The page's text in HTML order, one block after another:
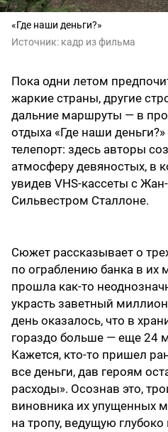
«Где наши деньги?»
Источник: кадр из фильма
Пока одни летом
жаркие страны, другие
дальние маршруты — в
отдыха «Где наши
телепорт: здесь авторы
атмосферу девяностых, в
увидев VHS-кассеты с
Сильвестром Сталлоне.
Сюжет рассказывает о
по ограблению банка в их
прошла как-то
украсть заветный
день оказалось, что в
гораздо больше — еще 24
Кажется, кто-то пришел
все деньги, дав героям
расходы». Осознав это,
виновника их упущенных
на тропу, ведущую